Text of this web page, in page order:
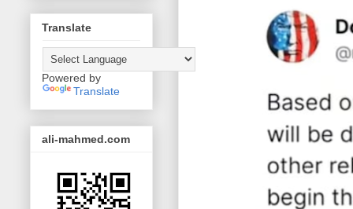
Translate
Powered by
Translate
ali-mahmed.com